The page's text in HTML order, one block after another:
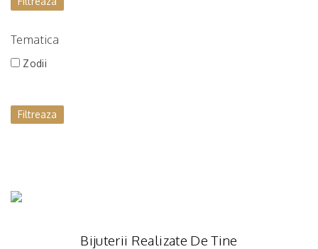
Tematica
Zodii
Filtreaza
Bijuterii Realizate De Tine